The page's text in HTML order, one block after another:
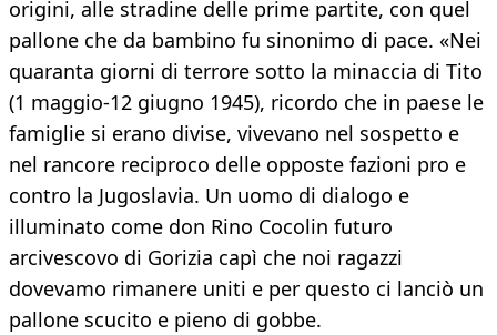
origini, alle stradine delle prime partite, con quel
pallone che da bambino fu sinonimo di pace. «Nei
quaranta giorni di terrore sotto la minaccia di Tito
(1 maggio-12 giugno 1945), ricordo che in paese le
famiglie si erano divise, vivevano nel sospetto e
nel rancore reciproco delle opposte fazioni pro e
contro la Jugoslavia. Un uomo di dialogo e
illuminato come don Rino Cocolin futuro
arcivescovo di Gorizia capì che noi ragazzi
dovevamo rimanere uniti e per questo ci lanciò un
pallone scucito e pieno di gobbe.